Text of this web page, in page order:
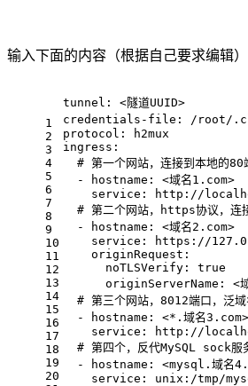
输入下面的内容（根据自己要求编辑）
1
2
3
4
5
6
7
8
9
10
11
12
13
14
15
16
17
18
19
20
tunnel:
<隧道UUID>
credentials-file:
/root/
protocol:
h2mux
ingress:
# 第一个网站，连接到本地的80
-
hostname:
<域名1.com>
service:
http://
# 第二个网站，https协议，连接
-
hostname:
<域名2.com>
service:
https://
originRequest:
noTLSVerify:
true
originServerName:
<
# 第三个网站，8012端口，泛域
-
hostname:
<*.域名3.com>
service:
http://
# 第四个，反代MySQL sock服
-
hostname:
<mysql.域名
service:
unix:/tmp/